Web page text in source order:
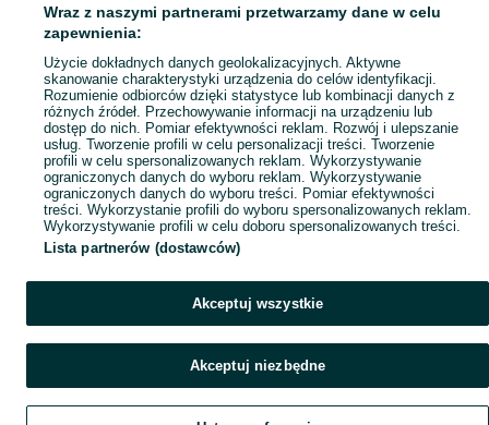
Popularne wyszukiwania
Wraz z naszymi partnerami przetwarzamy dane w celu
zapewnienia:
Użycie dokładnych danych geolokalizacyjnych. Aktywne
skanowanie charakterystyki urządzenia do celów identyfikacji.
Rozumienie odbiorców dzięki statystyce lub kombinacji danych z
różnych źródeł. Przechowywanie informacji na urządzeniu lub
dostęp do nich. Pomiar efektywności reklam. Rozwój i ulepszanie
usług. Tworzenie profili w celu personalizacji treści. Tworzenie
profili w celu spersonalizowanych reklam. Wykorzystywanie
ograniczonych danych do wyboru reklam. Wykorzystywanie
ograniczonych danych do wyboru treści. Pomiar efektywności
treści. Wykorzystanie profili do wyboru spersonalizowanych reklam.
Wykorzystywanie profili w celu doboru spersonalizowanych treści.
Lista partnerów (dostawców)
Akceptuj wszystkie
Akceptuj niezbędne